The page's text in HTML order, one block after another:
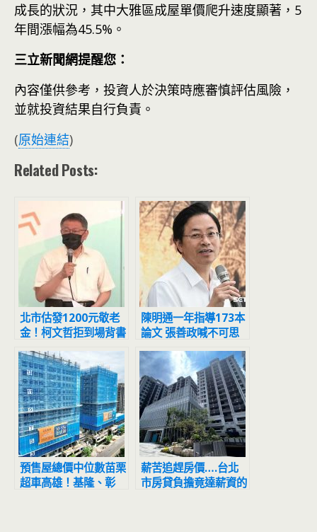
成長的狀況，其中大雅區成屋單價爬升速度顯著，5
年間漲幅為45.5%。
三立新聞網提醒您：
內容僅供參考，投資人於決策時應審慎評估風險，
並就投資結果自行負責。
(原始連結)
Related Posts:
北市估發1200元敬老
金！柯文哲拒到場背書
黃珊珊代打
陳明通一年指導173本
論文 張善政喊不可思
議：天文數字
預售屋總價中位數苗栗
超車高雄！基隆、彰
薪苦追趕房價….台北
市房貸負擔竟達薪資的